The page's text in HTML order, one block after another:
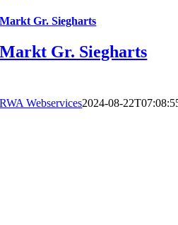
Markt Gr. Siegharts
Markt Gr. Siegharts
RWA Webservices2024-08-